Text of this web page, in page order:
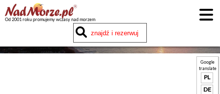
Od 2001 roku promujemy wczasy nad morzem
Google
translate
PL
DE